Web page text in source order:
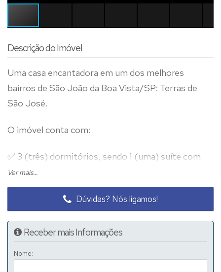
Descrição do Imóvel
Uma casa encantadora em um dos melhores
bairros de São João da Boa Vista/SP: Terras de
São José.
O imóvel conta com:
✅ 3 (três) dormitórios, sendo 1 (uma) suíte com
hidromassagem e armários embutidos;
✅ Sala de TV;
✅ Sala de Jantar;
✅ Jardim de inverno;
✅ Lavabo;
✅ Cozinha planejada;
✅ Despensa;
Ver mais...
Dúvidas? Nós ligamos!
Receber mais Informações
Nome: